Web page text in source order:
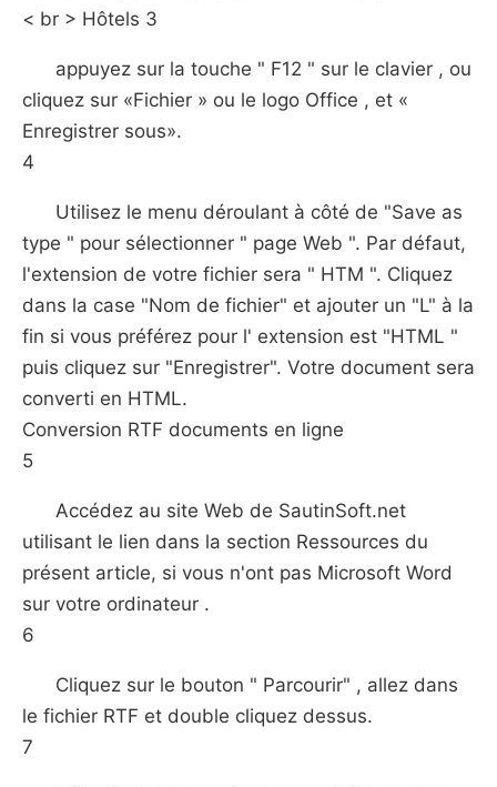
< br > Hôtels 3
appuyez sur la touche " F12 " sur le clavier , ou
cliquez sur «Fichier » ou le logo Office , et «
Enregistrer sous».
4
Utilisez le menu déroulant à côté de "Save as
type " pour sélectionner " page Web ". Par défaut,
l'extension de votre fichier sera " HTM ". Cliquez
dans la case "Nom de fichier" et ajouter un "L" à la
fin si vous préférez pour l' extension est "HTML "
puis cliquez sur "Enregistrer". Votre document sera
converti en HTML.
Conversion RTF documents en ligne
5
Accédez au site Web de SautinSoft.net
utilisant le lien dans la section Ressources du
présent article, si vous n'ont pas Microsoft Word
sur votre ordinateur .
6
Cliquez sur le bouton " Parcourir" , allez dans
le fichier RTF et double cliquez dessus.
7